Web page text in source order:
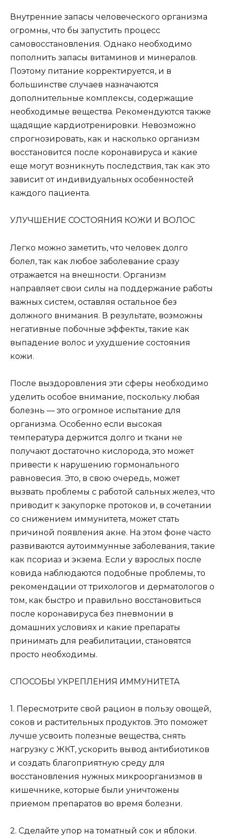
Внутренние запасы человеческого организма
огромны, что бы запустить процесс
самовосстановления. Однако необходимо
пополнить запасы витаминов и минералов.
Поэтому питание корректируется, и в
большинстве случаев назначаются
дополнительные комплексы, содержащие
необходимые вещества. Рекомендуются также
щадящие кардиотренировки. Невозможно
спрогнозировать, как и насколько организм
восстановится после коронавируса и какие
еще могут возникнуть последствия, так как это
зависит от индивидуальных особенностей
каждого пациента.
УЛУЧШЕНИЕ СОСТОЯНИЯ КОЖИ И ВОЛОС
Легко можно заметить, что человек долго
болел, так как любое заболевание сразу
отражается на внешности. Организм
направляет свои силы на поддержание работы
важных систем, оставляя остальное без
должного внимания. В результате, возможны
негативные побочные эффекты, такие как
выпадение волос и ухудшение состояния
кожи.
После выздоровления эти сферы необходимо
уделить особое внимание, поскольку любая
болезнь — это огромное испытание для
организма. Особенно если высокая
температура держится долго и ткани не
получают достаточно кислорода, это может
привести к нарушению гормонального
равновесия. Это, в свою очередь, может
вызвать проблемы с работой сальных желез, что
приводит к закупорке протоков и, в сочетании
со снижением иммунитета, может стать
причиной появления акне. На этом фоне часто
развиваются аутоиммунные заболевания, такие
как псориаз и экзема. Если у взрослых после
ковида наблюдаются подобные проблемы, то
рекомендации от трихологов и дерматологов о
том, как быстро и правильно восстановиться
после коронавируса без пневмонии в
домашних условиях и какие препараты
принимать для реабилитации, становятся
просто необходимы.
СПОСОБЫ УКРЕПЛЕНИЯ ИММУНИТЕТА
1. Пересмотрите свой рацион в пользу овощей,
соков и растительных продуктов. Это поможет
лучше усвоить полезные вещества, снять
нагрузку с ЖКТ, ускорить вывод антибиотиков
и создать благоприятную среду для
восстановления нужных микроорганизмов в
кишечнике, которые были уничтожены
приемом препаратов во время болезни.
2. Сделайте упор на томатный сок и яблоки.